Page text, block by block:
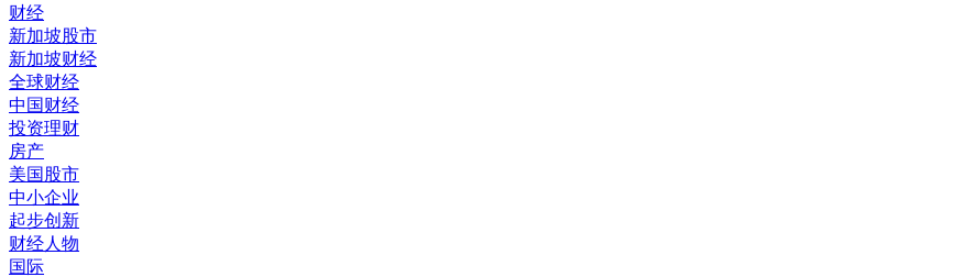
财经
新加坡股市
新加坡财经
全球财经
中国财经
投资理财
房产
美国股市
中小企业
起步创新
财经人物
国际